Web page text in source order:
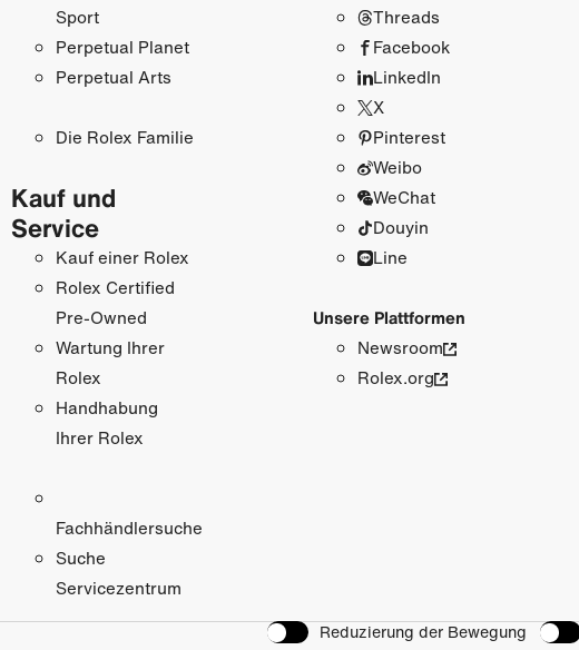
Sport
Perpetual Planet
Perpetual Arts
Die Rolex Familie
Kauf und
Service
Kauf einer Rolex
Rolex Certified
Pre-Owned
Wartung Ihrer
Rolex
Handhabung
Ihrer Rolex
Fachhändlersuche
Suche
Servicezentrum
Threads
Facebook
LinkedIn
X
Pinterest
Weibo
WeChat
Douyin
Line
Unsere Plattformen
Newsroom
Rolex.org
Reduzierung der Bewegung